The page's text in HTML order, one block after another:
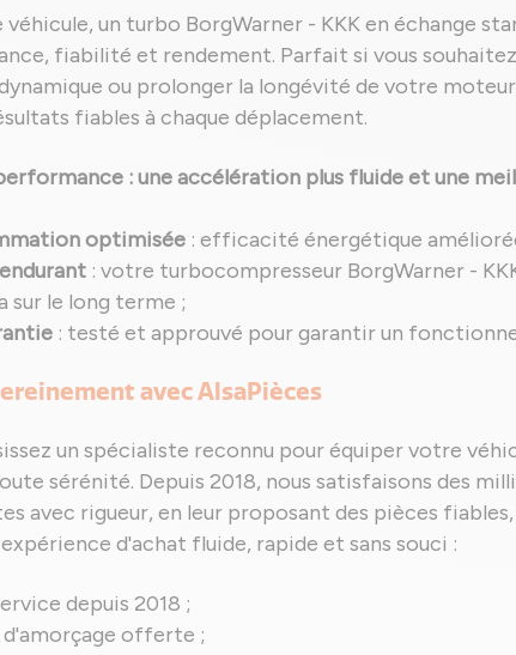
un turbo BorgWarner - KKK en échange
fiabilité et rendement. Parfait si vous
ou prolonger la longévité de votre
fiables à chaque déplacement.
: une accélération plus fluide et une
optimisée : efficacité énergétique
: votre turbocompresseur BorgWarner -
sur le long terme ;
: testé et approuvé pour garantir un
avec AlsaPièces
un spécialiste reconnu pour équiper votre
sérénité. Depuis 2018, nous satisfaisons des
avec rigueur, en leur proposant des pièces
d'achat fluide, rapide et sans souci :
depuis 2018 ;
d'amorçage offerte ;